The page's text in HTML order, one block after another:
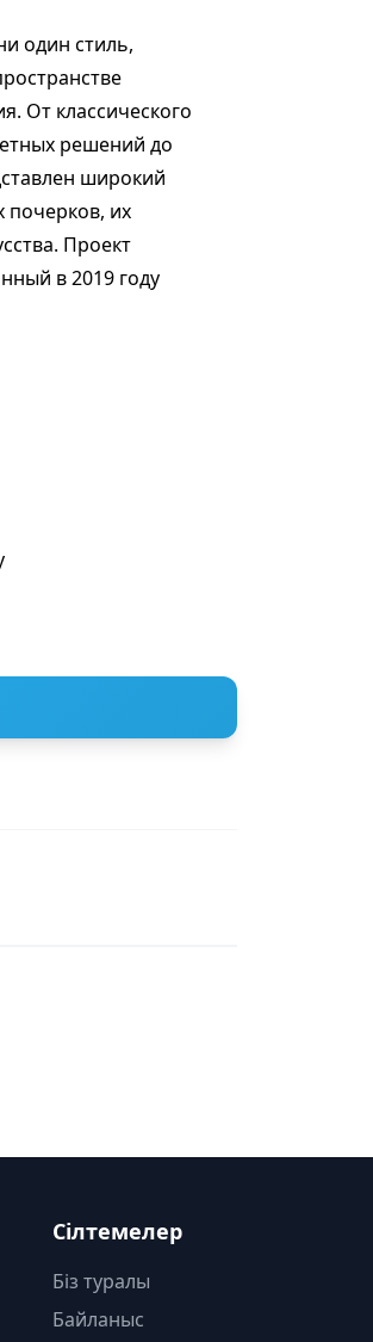
один стиль,
От классического
решений до
широкий
почерков, их
Проект
в 2019 году
Сілтемелер
Біз туралы
Байланыс